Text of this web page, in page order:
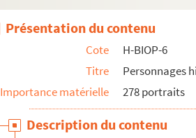
H-BIOP-6-1-113. Duvergier
H-BIOP-6-1-114. E. Duvergier de
H-BIOP-6-1-115. Capitaine Dycker
H-BIOP-6-4. Personnages historiques
Présentation du contenu
Cote
H-BIOP-6
Titre
Personnages
Importance matérielle
278 portraits
Description du contenu